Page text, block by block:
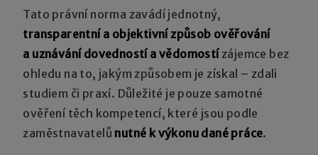
Tato právní norma zavádí jednotný,
transparentní a objektivní způsob ověřování
a uznávání dovedností a vědomostízájemce bez
ohledu na to, jakým způsobem je získal – zdali
studiem či praxí. Důležité je pouze samotné
ověření těch kompetencí, které jsou podle
zaměstnavatelů nutné k výkonu dané práce.